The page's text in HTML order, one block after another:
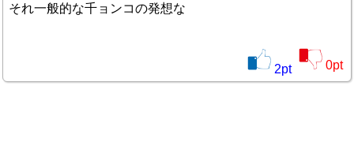
それ一般的な千ョンコの発想な
2pt 0pt